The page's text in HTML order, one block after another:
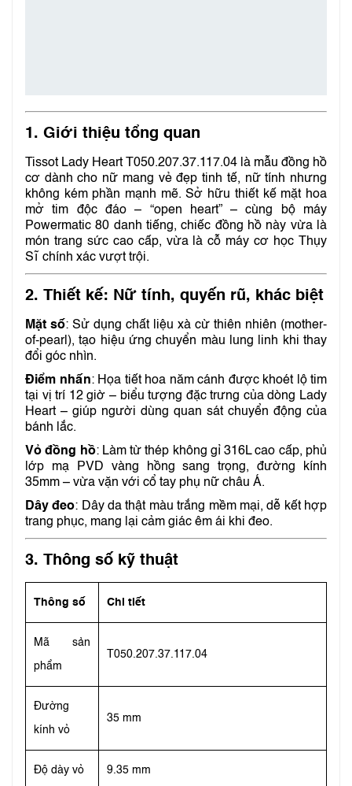
1. Giới thiệu tổng quan
Tissot Lady Heart T050.207.37.117.04 là mẫu đồng hồ
cơ dành cho nữ mang vẻ đẹp tinh tế, nữ tính nhưng
không kém phần mạnh mẽ. Sở hữu thiết kế mặt hoa
mở tim độc đáo – “open heart” – cùng bộ máy
Powermatic 80 danh tiếng, chiếc đồng hồ này vừa là
món trang sức cao cấp, vừa là cỗ máy cơ học Thụy
Sĩ chính xác vượt trội.
2. Thiết kế: Nữ tính, quyến rũ, khác biệt
Mặt số: Sử dụng chất liệu xà cừ thiên nhiên (mother-
of-pearl), tạo hiệu ứng chuyển màu lung linh khi thay
đổi góc nhìn.
Điểm nhấn: Họa tiết hoa năm cánh được khoét lộ tim
tại vị trí 12 giờ – biểu tượng đặc trưng của dòng Lady
Heart – giúp người dùng quan sát chuyển động của
bánh lắc.
Vỏ đồng hồ: Làm từ thép không gỉ 316L cao cấp, phủ
lớp mạ PVD vàng hồng sang trọng, đường kính
35mm – vừa vặn với cổ tay phụ nữ châu Á.
Dây đeo: Dây da thật màu trắng mềm mại, dễ kết hợp
trang phục, mang lại cảm giác êm ái khi đeo.
3. Thông số kỹ thuật
Thông số Chi tiết
Mã sản
phẩm
T050.207.37.117.04
Đường
kính vỏ
35 mm
Độ dày vỏ 9.35 mm